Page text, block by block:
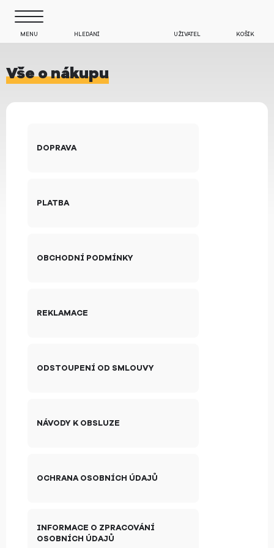
MENU HLEDÁNÍ UŽIVATEL KOŠÍK
Vše o nákupu
DOPRAVA
PLATBA
OBCHODNÍ PODMÍNKY
REKLAMACE
ODSTOUPENÍ OD SMLOUVY
NÁVODY K OBSLUZE
OCHRANA OSOBNÍCH ÚDAJŮ
INFORMACE O ZPRACOVÁNÍ
OSOBNÍCH ÚDAJŮ